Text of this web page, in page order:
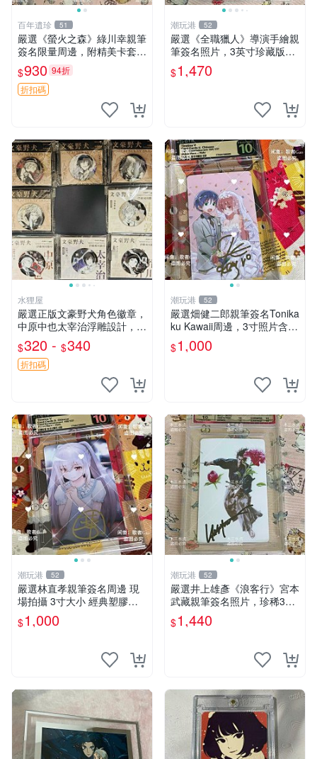
百年遺珍 51
嚴選《螢火之森》綠川幸親筆
簽名限量周邊，附精美卡套收
藏 螢火之森 親筆簽名 周邊收
藏
$930 94折
折扣碼
潮玩港 52
嚴選《全職獵人》導演手繪親
筆簽名照片，3英寸珍藏版周
邊 HUNTER×HUNTER 罕見
收藏 親筆簽名周邊 尤利
$1,470
水狸屋
嚴選正版文豪野犬角色徽章，
中原中也太宰治浮雕設計，5
8mm馬口鐵質吧唧徽章，有
原袋可對光確認。國谷正品保
障，適合收藏。 中原中也 浮
$320 - $340
折扣碼
潮玩港 52
嚴選畑健二郎親筆簽名Tonika
ku Kawaii周邊，3寸照片含原
裝卡匣。收藏家直供，保真可
靠。 Tonikaku Kawaii 畑健二
$1,000
潮玩港 52
嚴選林直孝親筆簽名周邊 現
場拍攝 3寸大小 經典塑膠記
憶周邊收藏推薦 塑料記憶 時
代典藏 筆跡限量
$1,000
潮玩港 52
嚴選井上雄彥《浪客行》宮本
武藏親筆簽名照片，珍稀3英
寸國外直帶原圖實物 浪客行
紙質 簽名 宮本武藏
$1,440